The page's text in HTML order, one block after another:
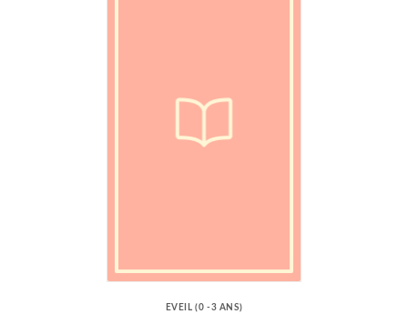
EVEIL (0 -3 ANS)